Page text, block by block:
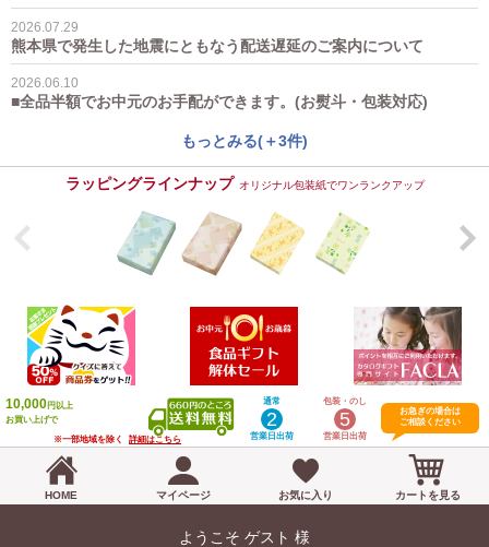
2026.07.29
熊本県で発生した地震にともなう配送遅延のご案内について
2026.06.10
■全品半額でお中元のお手配ができます。(お熨斗・包装対応)
もっとみる(＋3件)
ラッピングラインナップ オリジナル包装紙でワンランクアップ
10,000円以上
お買い上げで
※一部地域を除く
詳細はこちら
通常
2
営業日出荷
包装・のし
5
営業日出荷
お急ぎの場合は
ご相談ください
HOME マイページ お気に入り カートを見る
ようこそ ゲスト 様